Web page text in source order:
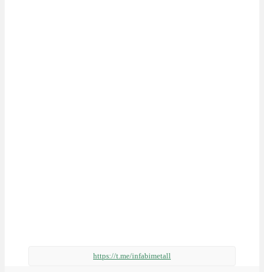
https://t.me/infabimetall